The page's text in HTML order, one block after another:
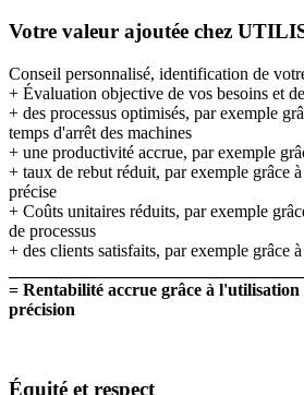
Votre valeur ajoutée chez
Conseil personnalisé, identification de
+ Évaluation objective de vos besoins et
+ des processus optimisés, par exemple
temps d'arrêt des machines
+ une productivité accrue, par exemple
+ taux de rebut réduit, par exemple grâce
précise
+ Coûts unitaires réduits, par exemple
de processus
+ des clients satisfaits, par exemple grâce
= Rentabilité accrue grâce à l'utilisation
précision
Équité et respect